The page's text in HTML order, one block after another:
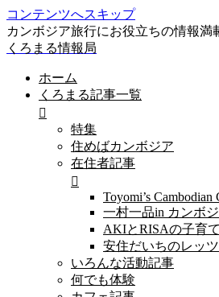
コンテンツへスキップ
カンボジア旅行にお役立ちの情報満
くろまる情報局
ホーム
くろまる記事一覧
特集
住めばカンボジア
在住者記事
Toyomi’s Cambodian
一村一品in カンボジ
AKIとRISAの子育
安住だいちのレッ
いろんな活動記事
何でも体験